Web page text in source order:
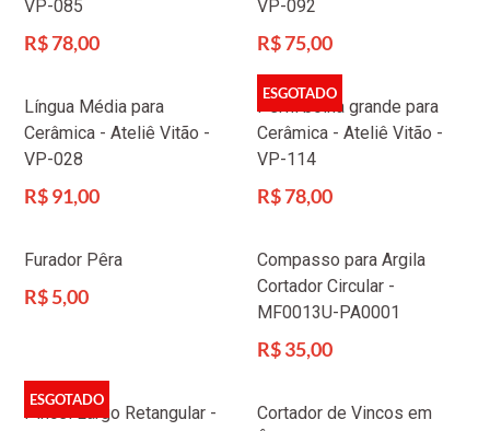
VP-085
Preço
R$ 78,00
VP-092
Preço
R$ 75,00
Língua Média para
Cerâmica - Ateliê Vitão -
VP-028
Preço
R$ 91,00
ESGOTADO
Perfil bolha grande para
Cerâmica - Ateliê Vitão -
VP-114
Preço
R$ 78,00
Furador Pêra
Preço
R$ 5,00
Compasso para Argila
Cortador Circular -
MF0013U-PA0001
Preço
R$ 35,00
ESGOTADO
Pincel Largo Retangular -
Cortador de Vincos em